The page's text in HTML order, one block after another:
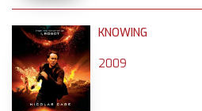
KNOWING
2009